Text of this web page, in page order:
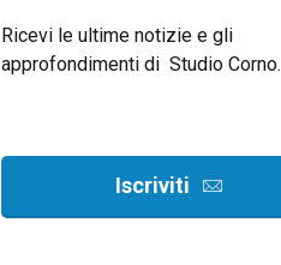
Contenzioso e ADR
Recupero crediti
Ricevi le ultime notizie e gli
approfondimenti di Studio Corno.
Iscriviti